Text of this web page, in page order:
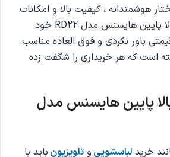
هوشمندانه ، کیفیت بالا و امکانات
عالی که در یخچال بالا پایین هایسنس مدل RD22 خود
باور نکردی و فوق العاده مناسب
است که هر خریداری را شگفت زده
پایین هایسنس مدل
خرید لباسشویی و تلویزیون باید با